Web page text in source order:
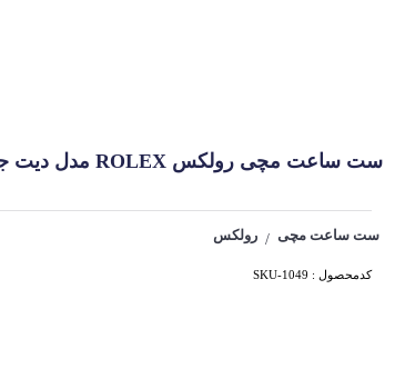
ست ساعت مچی رولکس ROLEX مدل دیت جاست کد 1049
ست ساعت مچی / رولکس
کدمحصول : SKU-1049